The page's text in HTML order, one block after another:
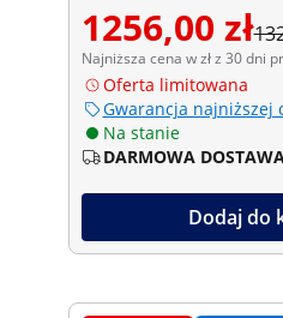
1256,00 zł
Najniższa cena w zł z 30 dni
Oferta limitowana
Gwarancja najniższej
Na stanie
DARMOWA
Dodaj do